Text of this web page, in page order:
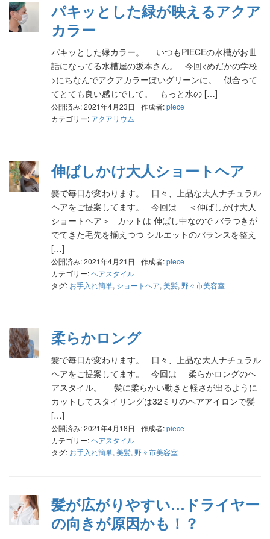
パキッとした緑が映えるアクア
カラー
パキッとした緑カラー。 いつもPIECEの水槽がお世
話になってる水槽屋の坂本さん。 今回<めだかの学校
>にちなんでアクアカラーぽいグリーンに。 似合って
てとても良い感じでして。 もっと水の […]
公開済み: 2021年4月23日 作成者:piece
カテゴリー: アクアリウム
伸ばしかけ大人ショートヘア
髪で毎日が変わります。 日々、上品な大人ナチュラル
ヘアをご提案してます。 今回は ＜伸ばしかけ大人
ショートヘア＞ カットは 伸ばし中なので バラつきが
でてきた毛先を揃えつつ シルエットのバランスを整え
[…]
公開済み: 2021年4月21日 作成者:piece
カテゴリー:ヘアスタイル
タグ: お手入れ簡単, ショートヘア, 美髪, 野々市美容室
柔らかロング
髪で毎日が変わります。 日々、上品な大人ナチュラル
ヘアをご提案してます。 今回は 柔らかロングのヘ
アスタイル。 髪に柔らかい動きと軽さが出るように
カットしてスタイリングは32ミリのヘアアイロンで髪
[…]
公開済み: 2021年4月18日 作成者:piece
カテゴリー:ヘアスタイル
タグ: お手入れ簡単, 美髪, 野々市美容室
髪が広がりやすい…ドライヤー
の向きが原因かも！？